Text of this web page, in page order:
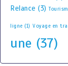
Relance (3)
ligne (1) Voyage en
une (37)